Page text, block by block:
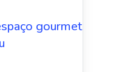
gourmet